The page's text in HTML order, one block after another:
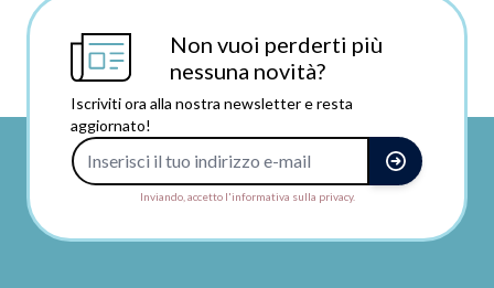
Non vuoi perderti più
nessuna novità?
Iscriviti ora alla nostra newsletter e resta
aggiornato!
Inviando, accetto l'informativa sulla privacy.